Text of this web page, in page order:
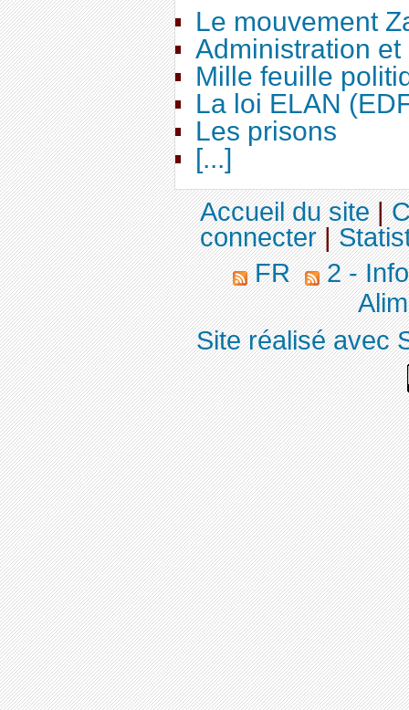
Le mouvement
Administration
Mille feuille
La loi ELAN
Les prisons
[...]
Accueil du site|
connecter|
FR
2 -
Site réalisé avec